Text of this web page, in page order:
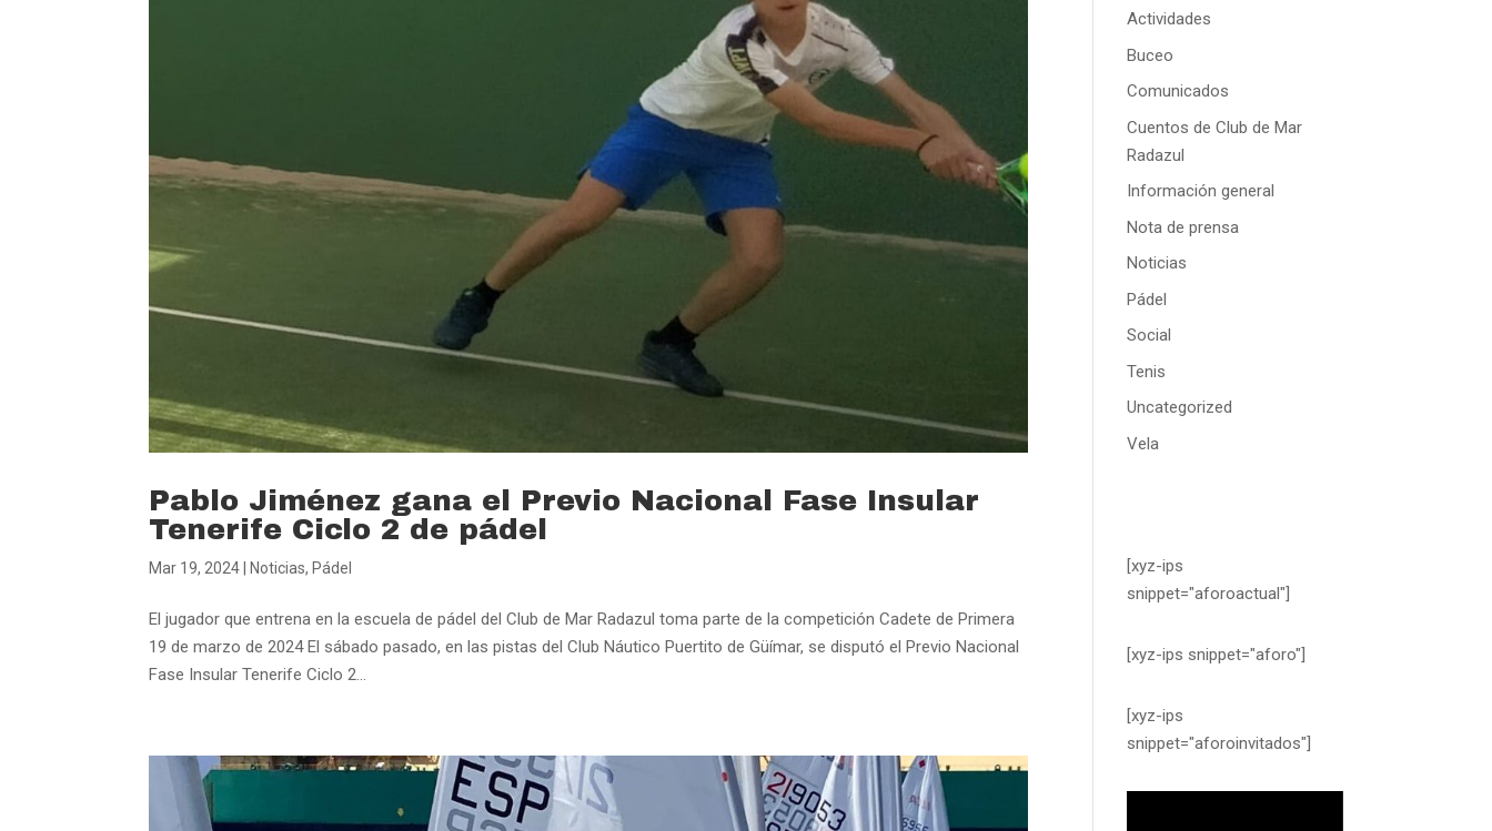
Pablo Jiménez gana el Previo Nacional Fase Insular
Tenerife Ciclo 2 de pádel
Mar 19, 2024 Noticias, Pádel
El jugador que entrena en la escuela de pádel del Club de Mar Radazul toma parte de la competición Cadete de Primera
19 de marzo de 2024 El sábado pasado, en las pistas del Club Náutico Puertito de Güímar, se disputó el Previo Nacional
Fase Insular Tenerife Ciclo 2...
Actividades
Buceo
Comunicados
Cuentos de Club de Mar
Radazul
Información general
Nota de prensa
Noticias
Pádel
Social
Tenis
Uncategorized
Vela
[xyz-ips
snippet="aforoactual"]
[xyz-ips snippet="aforo"]
[xyz-ips
snippet="aforoinvitados"]